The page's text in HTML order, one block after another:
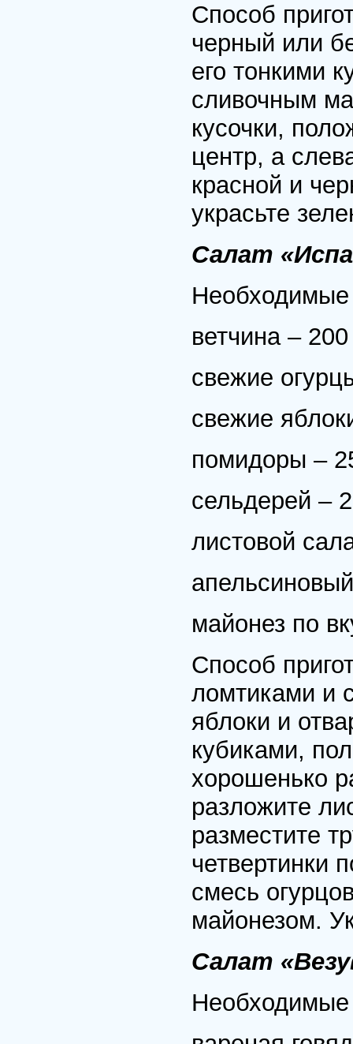
Способ
черный или
его тонкими
сливочным
кусочки,
центр, а
красной и
украсьте
Салат
Необходимые
ветчина – 200
свежие
свежие
помидоры –
сельдерей –
листовой
майонез по
Способ
ломтиками и
яблоки и
кубиками,
хорошенько
разложите
разместите
четвертинки
смесь
майонезом.
Салат
Необходимые